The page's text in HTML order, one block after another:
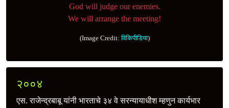
God will judge our enemies.
We will arrange the meeting!
(Image Credit:विकिपीडिया)
२००४
एस. राजेन्द्रबाबू यांनी भारताचे ३४ वे सरन्यायाधीश म्हणुन कार्यभार